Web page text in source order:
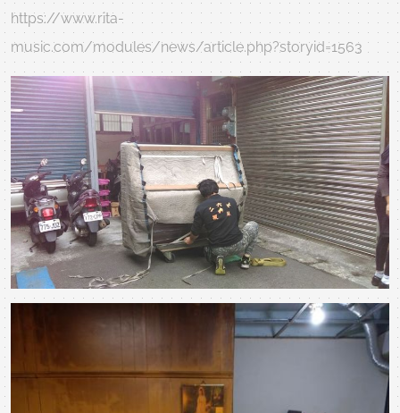
https://www.rita-
music.com/modules/news/article.php?storyid=1563